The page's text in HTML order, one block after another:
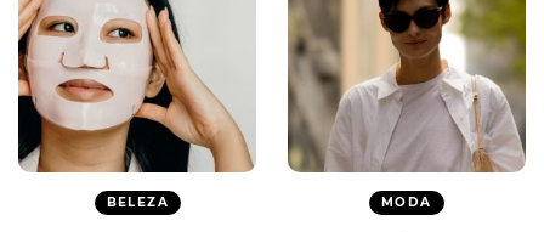
BELEZA MODA